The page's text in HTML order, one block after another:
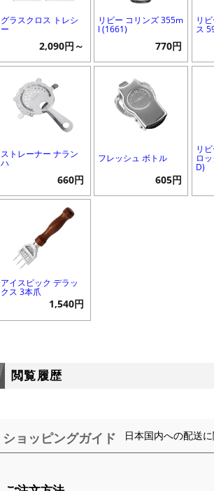
グラスクロス トレシ
ー
2,090円～
リビー コリンズ 355m
l (1661)
770円
リ
ス
ストレーナー ナラン
ハ
660円
フレッシュ ボトル
605円
リ
ロ
D)
アイスピック デラッ
クス 3本爪
1,540円
閲覧履歴
ショッピングガイド 日本国内への配送